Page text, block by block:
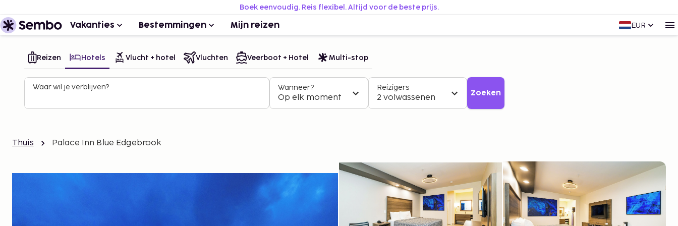
Boek eenvoudig. Reis flexibel. Altijd voor de beste prijs.
Vakanties Bestemmingen Mijn reizen EUR
Reizen Hotels Vlucht + hotel Vluchten Veerboot + Hotel Multi-stop
Waar wil je verblijven? Wanneer?
Op elk moment
Reizigers
2 volwassenen Zoeken
Thuis Palace Inn Blue Edgebrook